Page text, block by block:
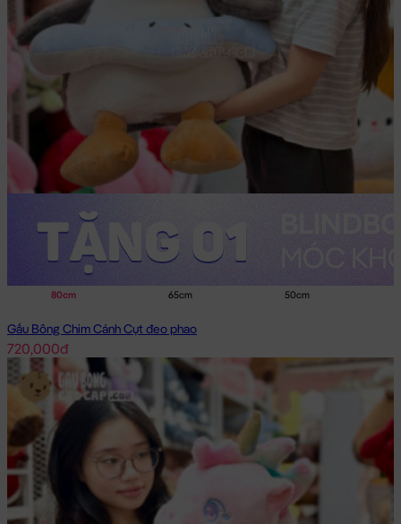
80cm 65cm 50cm
Gấu Bông Chim Cánh Cụt đeo phao
720,000đ